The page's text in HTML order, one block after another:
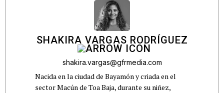
SHAKIRA VARGAS RODRÍGUEZ
shakira.vargas@gfrmedia.com
Nacida en la ciudad de Bayamón y criada en el
sector Macún de Toa Baja, durante su niñez,